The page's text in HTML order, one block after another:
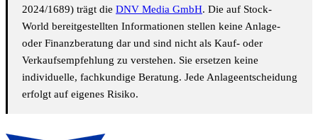
2024/1689) trägt die DNV Media GmbH. Die auf Stock-
World bereitgestellten Informationen stellen keine Anlage-
oder Finanzberatung dar und sind nicht als Kauf- oder
Verkaufsempfehlung zu verstehen. Sie ersetzen keine
individuelle, fachkundige Beratung. Jede Anlageentscheidung
erfolgt auf eigenes Risiko.